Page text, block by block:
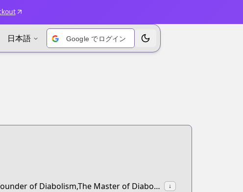
日本語 Google でログイン テーマを切り替えます
synonyms:The Grandmaster of Demonic Cultivation,The Founder of Diabolism,The Master of Diabolism ↓